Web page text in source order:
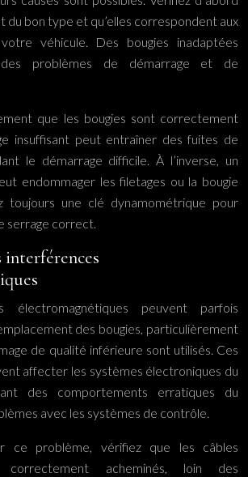
du bon type et qu’elles correspondent aux
véhicule. Des bougies inadaptées
problèmes de démarrage et de
que les bougies sont correctement
insuffisant peut entraîner des fuites de
le démarrage difficile. À l’inverse, un
endommager les filetages ou la bougie
toujours une clé dynamométrique pour
serrage correct.
électromagnétiques peuvent parfois
des bougies, particulièrement
de qualité inférieure sont utilisés. Ces
affecter les systèmes électroniques du
des comportements erratiques du
avec les systèmes de contrôle.
ce problème, vérifiez que les câbles
correctement acheminés, loin des